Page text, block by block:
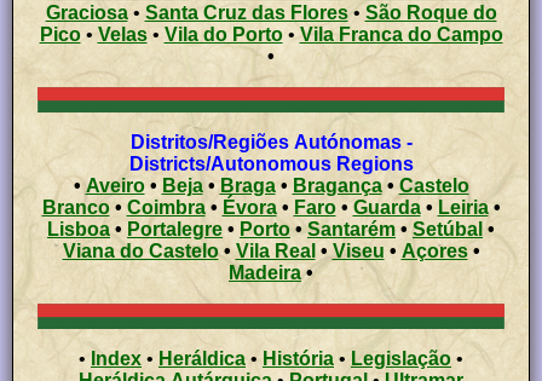
Graciosa• Santa Cruz das Flores• São Roque do
Pico• Velas• Vila do Porto•Vila Franca do Campo
•
Distritos/Regiões Autónomas -
Districts/Autonomous Regions
• Aveiro• Beja• Braga• Bragança• Castelo
Branco• Coimbra• Évora• Faro•Guarda• Leiria•
Lisboa • Portalegre • Porto •Santarém • Setúbal •
Viana do Castelo•Vila Real • Viseu • Açores •
Madeira •
• Index • Heráldica • História • Legislação •